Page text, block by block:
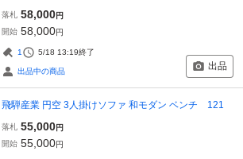
落札 58,000円
開始 58,000円
1 5/18 13:19終了
出品中の商品 出品
飛騨産業 円空 3人掛けソファ 和モダン ベンチ 121
落札 55,000円
開始 55,000円